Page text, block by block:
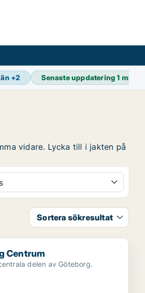
+2 Senaste uppdatering1 min
vidare. Lycka till i jakten på
Sortera sökresultat
Centrum
delen av Göteborg.